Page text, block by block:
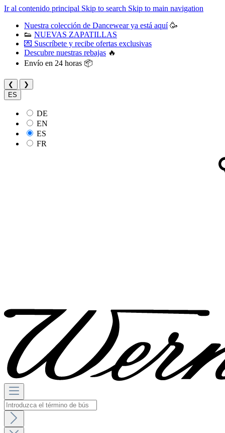
Ir al contenido principal Skip to search Skip to main navigation
Nuestra colección de Dancewear ya está aquí🥳
👟 NUEVAS ZAPATILLAS
💌 Suscríbete y recibe ofertas exclusivas
Descubre nuestras rebajas 🔥
Envío en 24 horas 📦
❮
❯
ES
DE
EN
ES
FR